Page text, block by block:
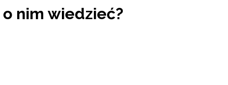
nim wiedzieć?